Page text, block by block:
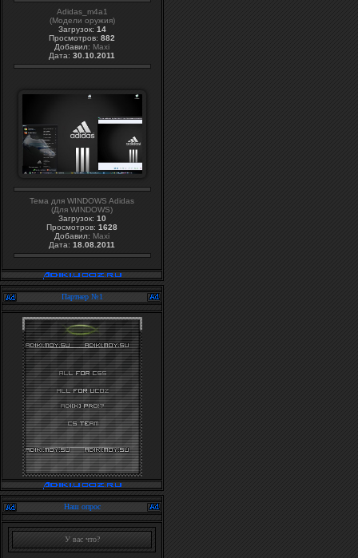
Adidas_m4a1
(Модели оружия)
Загрузок: 14
Просмотров: 882
Добавил: Maxi
Дата: 30.10.2011
Тема для WINDOWS Adidas
(Для WINDOWS)
Загрузок: 10
Просмотров: 1628
Добавил: Maxi
Дата: 18.08.2011
Партнер №1
Наш опрос
У вас что?